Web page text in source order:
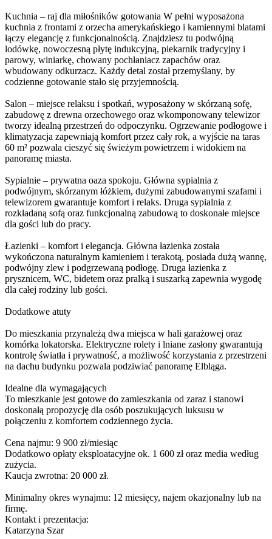
Kuchnia – raj dla miłośników gotowania W pełni wyposażona
kuchnia z frontami z orzecha amerykańskiego i kamiennymi blatami
łączy elegancję z funkcjonalnością. Znajdziesz tu podwójną
lodówkę, nowoczesną płytę indukcyjną, piekarnik tradycyjny i
parowy, winiarkę, chowany pochłaniacz zapachów oraz
wbudowany odkurzacz. Każdy detal został przemyślany, by
codzienne gotowanie stało się przyjemnością.
Salon – miejsce relaksu i spotkań, wyposażony w skórzaną sofę,
zabudowę z drewna orzechowego oraz wkomponowany telewizor
tworzy idealną przestrzeń do odpoczynku. Ogrzewanie podłogowe i
klimatyzacja zapewniają komfort przez cały rok, a wyjście na taras
60 m² pozwala cieszyć się świeżym powietrzem i widokiem na
panoramę miasta.
Sypialnie – prywatna oaza spokoju. Główna sypialnia z
podwójnym, skórzanym łóżkiem, dużymi zabudowanymi szafami i
telewizorem gwarantuje komfort i relaks. Druga sypialnia z
rozkładaną sofą oraz funkcjonalną zabudową to doskonałe miejsce
dla gości lub do pracy.
Łazienki – komfort i elegancja. Główna łazienka została
wykończona naturalnym kamieniem i terakotą, posiada dużą wannę,
podwójny zlew i podgrzewaną podłogę. Druga łazienka z
prysznicem, WC, bidetem oraz pralką i suszarką zapewnia wygodę
dla całej rodziny lub gości.
Dodatkowe atuty
Do mieszkania przynależą dwa miejsca w hali garażowej oraz
komórka lokatorska. Elektryczne rolety i lniane zasłony gwarantują
kontrolę światła i prywatność, a możliwość korzystania z przestrzeni
na dachu budynku pozwala podziwiać panoramę Elbląga.
Idealne dla wymagających
To mieszkanie jest gotowe do zamieszkania od zaraz i stanowi
doskonałą propozycję dla osób poszukujących luksusu w
połączeniu z komfortem codziennego życia.
Cena najmu: 9 900 zł/miesiąc
Dodatkowo opłaty eksploatacyjne ok. 1 600 zł oraz media według
zużycia.
Kaucja zwrotna: 20 000 zł.
Minimalny okres wynajmu: 12 miesięcy, najem okazjonalny lub na
firmę.
Kontakt i prezentacja:
Katarzyna Szar